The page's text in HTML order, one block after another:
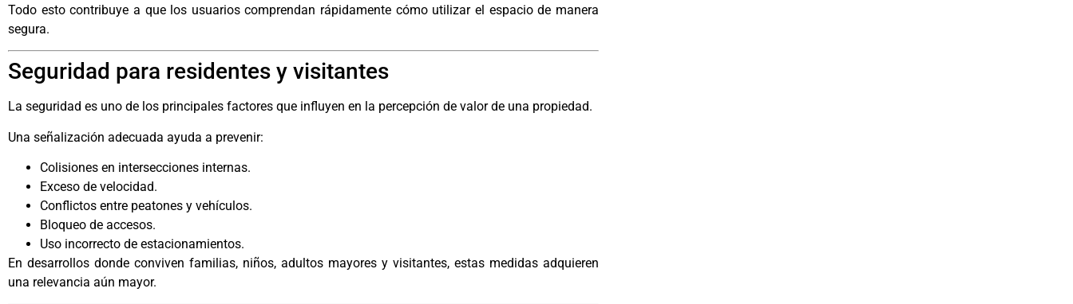
Todo esto contribuye a que los usuarios comprendan rápidamente cómo utilizar el espacio de manera
segura.
Seguridad para residentes y visitantes
La seguridad es uno de los principales factores que influyen en la percepción de valor de una propiedad.
Una señalización adecuada ayuda a prevenir:
Colisiones en intersecciones internas.
Exceso de velocidad.
Conflictos entre peatones y vehículos.
Bloqueo de accesos.
Uso incorrecto de estacionamientos.
En desarrollos donde conviven familias, niños, adultos mayores y visitantes, estas medidas adquieren
una relevancia aún mayor.